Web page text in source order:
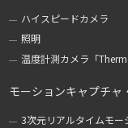
ハイスピードカメラ
照明
温度計測カメラ「
モーションキャプチャ
3次元リアルタイムモー